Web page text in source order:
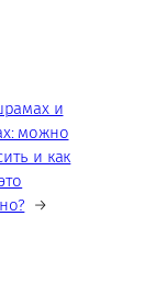
и
можно
и как
→